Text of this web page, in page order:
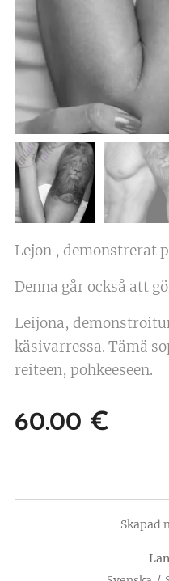
Lejon , demonstrerat
Denna går också att
Leijona,
käsivarressa. Tämä
reiteen, pohkeeseen.
60.00 €
Skapad